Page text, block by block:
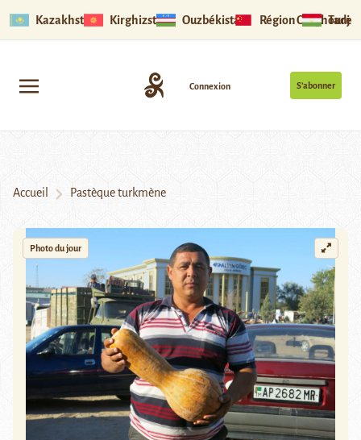
Kazakhstan Kirghizstan Ouzbékistan Région Ouïghoure
S’abonner
Connexion
Accueil Pastèque turkmène
Photo du jour